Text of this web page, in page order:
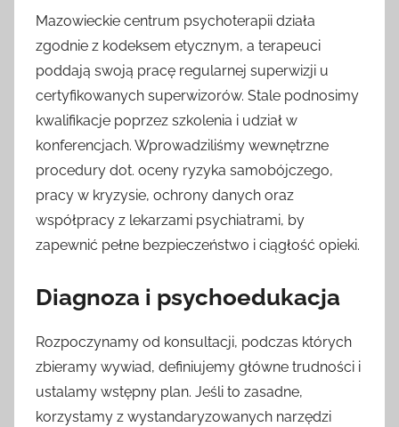
Mazowieckie centrum psychoterapii działa
zgodnie z kodeksem etycznym, a terapeuci
poddają swoją pracę regularnej superwizji u
certyfikowanych superwizorów. Stale podnosimy
kwalifikacje poprzez szkolenia i udział w
konferencjach. Wprowadziliśmy wewnętrzne
procedury dot. oceny ryzyka samobójczego,
pracy w kryzysie, ochrony danych oraz
współpracy z lekarzami psychiatrami, by
zapewnić pełne bezpieczeństwo i ciągłość opieki.
Diagnoza i psychoedukacja
Rozpoczynamy od konsultacji, podczas których
zbieramy wywiad, definiujemy główne trudności i
ustalamy wstępny plan. Jeśli to zasadne,
korzystamy z wystandaryzowanych narzędzi